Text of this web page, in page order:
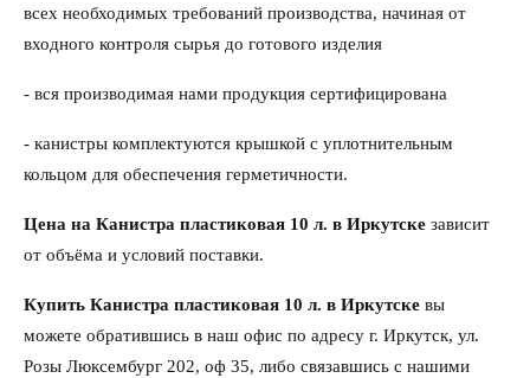
всех необходимых требований производства, начиная от
входного контроля сырья до готового изделия
- вся производимая нами продукция сертифицирована
- канистры комплектуются крышкой с уплотнительным
кольцом для обеспечения герметичности.
Цена на Канистра пластиковая 10 л. в Иркутске зависит
от объёма и условий поставки.
Купить Канистра пластиковая 10 л. в Иркутске вы
можете обратившись в наш офис по адресу г. Иркутск, ул.
Розы Люксембург 202, оф 35, либо связавшись с нашими